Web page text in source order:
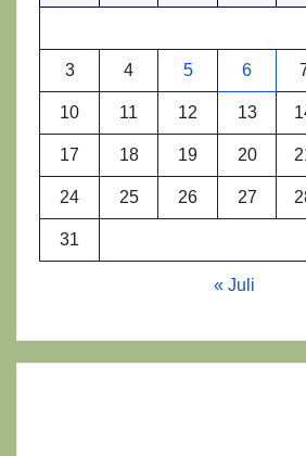
3 4 5 6
10 11 12 13
17 18 19 20
24 25 26 27
31
« Juli